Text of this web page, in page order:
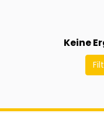
Keine